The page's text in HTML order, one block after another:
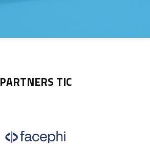
PARTNERS TIC